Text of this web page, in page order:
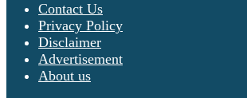
Contact Us
Privacy Policy
Disclaimer
Advertisement
About us